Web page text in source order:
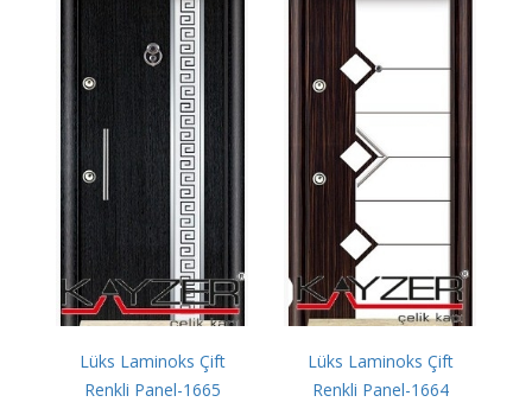
Lüks Laminoks Çift
Renkli Panel-1665
Lüks Laminoks Çift
Renkli Panel-1664